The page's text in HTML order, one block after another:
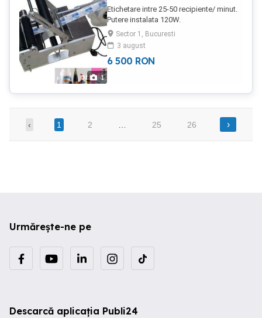
1
Etichetare intre 25-50 recipiente/ minut.
Putere instalata 120W.
Sector 1, Bucuresti
3 august
6 500 RON
‹ 1 2 25 26 ›
Urmărește-ne pe
Descarcă aplicația Publi24